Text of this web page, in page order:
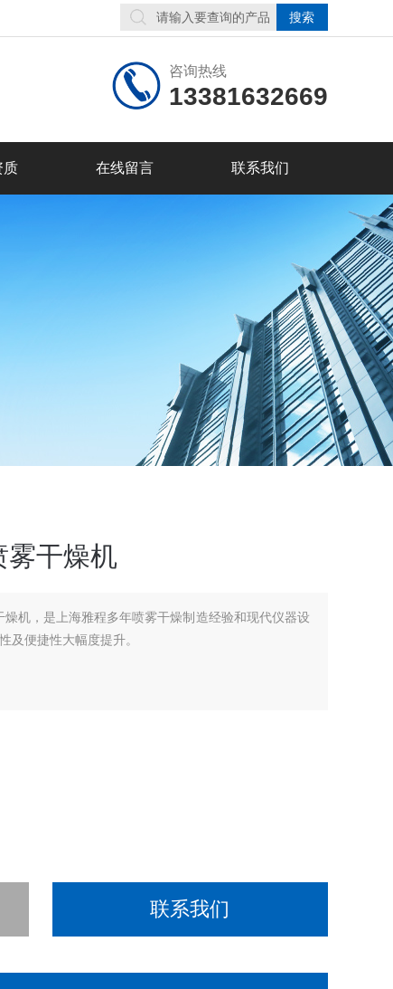
咨询热线
13381632669
质 在线留言 联系我们
雾干燥机
机，是上海雅程多年喷雾干燥制造经验和现代仪器设
及便捷性大幅度提升。
联系我们